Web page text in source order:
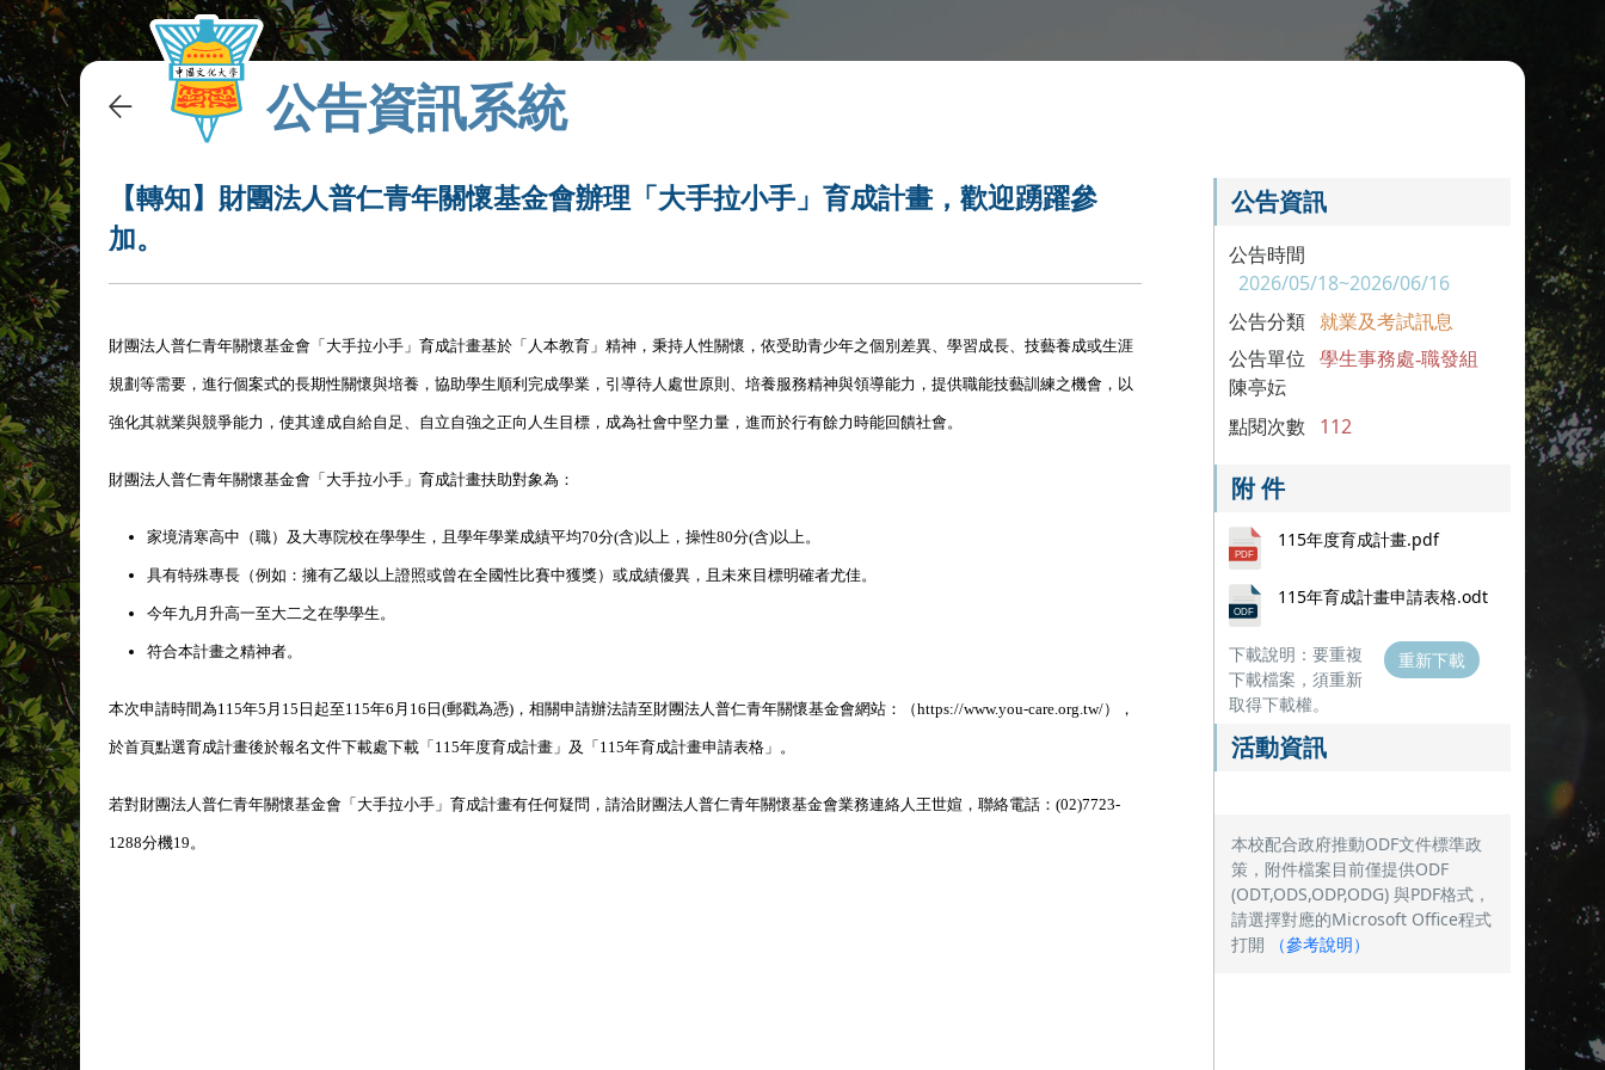
公告資訊系統
【轉知】財團法人普仁青年關懷基金會辦理「大手拉小手」育成計畫，歡迎踴躍參
加。
財團法人普仁青年關懷基金會「大手拉小手」育成計畫基於「人本教育」精神，秉持人性關懷，依受助青少年之個別差異、學習成長、技藝養成或生涯
規劃等需要，進行個案式的長期性關懷與培養，協助學生順利完成學業，引導待人處世原則、培養服務精神與領導能力，提供職能技藝訓練之機會，以
強化其就業與競爭能力，使其達成自給自足、自立自強之正向人生目標，成為社會中堅力量，進而於行有餘力時能回饋社會。
財團法人普仁青年關懷基金會「大手拉小手」育成計畫扶助對象為：
家境清寒高中（職）及大專院校在學學生，且學年學業成績平均70分(含)以上，操性80分(含)以上。
具有特殊專長（例如：擁有乙級以上證照或曾在全國性比賽中獲獎）或成績優異，且未來目標明確者尤佳。
今年九月升高一至大二之在學學生。
符合本計畫之精神者。
本次申請時間為115年5月15日起至115年6月16日(郵戳為憑)，相關申請辦法請至財團法人普仁青年關懷基金會網站：（https://www.you-care.org.tw/），
於首頁點選育成計畫後於報名文件下載處下載「115年度育成計畫」及「115年育成計畫申請表格」。
若對財團法人普仁青年關懷基金會「大手拉小手」育成計畫有任何疑問，請洽財團法人普仁青年關懷基金會業務連絡人王世媗，聯絡電話：(02)7723-
1288分機19。
公告資訊
公告時間
2026/05/18~2026/06/16
公告分類 就業及考試訊息
公告單位
學生事務處-職發組
陳亭妘
點閱次數 112
附 件
115年度育成計畫.pdf
115年育成計畫申請表格.odt
下載說明：要重複
下載檔案，須重新
取得下載權。
重新下載
活動資訊
本校配合政府推動ODF文件標準政
策，附件檔案目前僅提供ODF
(ODT,ODS,ODP,ODG) 與PDF格式，
請選擇對應的Microsoft Office程式
打開
（參考說明）